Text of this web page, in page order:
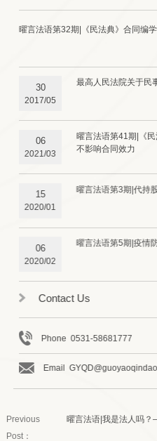
曜言法语第32期|《民法典》合同编
30
2017/05
最高人民法院关于民
06
2021/03
曜言法语第41期|《
不影响合同效力
15
2020/01
曜言法语第3期|代持
06
2020/02
曜言法语第5期|疫情
Contact Us
Phone 0531-58681777
Email
Previous
Post：
曜言法语​|我是法人吗